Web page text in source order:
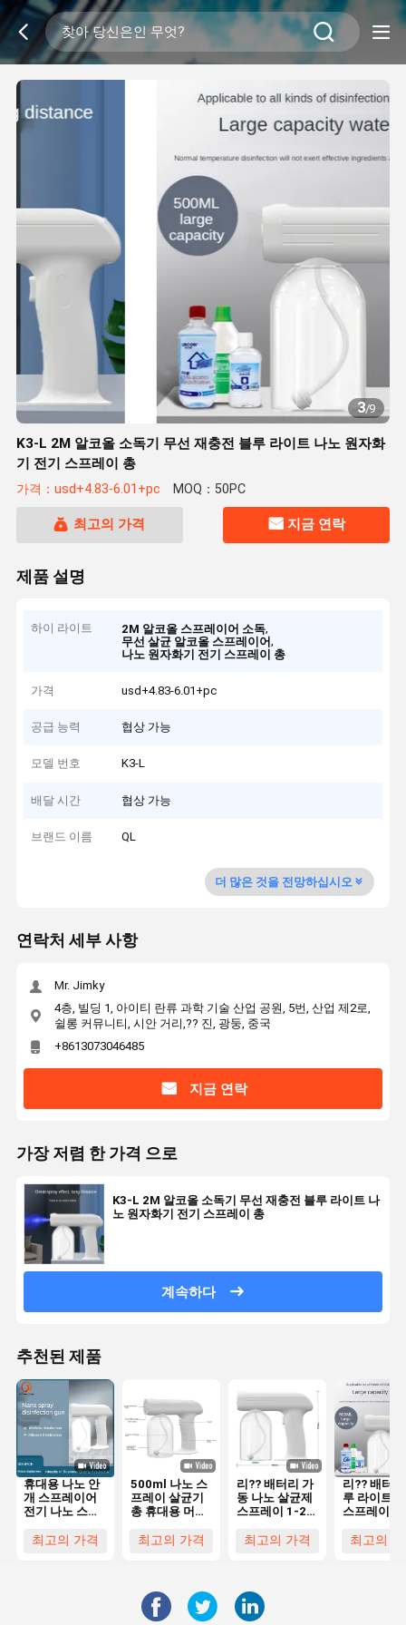
3/9
K3-L 2M 알코올 소독기 무선 재충전 블루 라이트 나노 원자화
기 전기 스프레이 총
가격：usd+4.83-6.01+pc MOQ：50PC
최고의 가격 지금 연락
제품 설명
하이 라이트 2M 알코올 스프레이어 소독,
무선 살균 알코올 스프레이어,
나노 원자화기 전기 스프레이 총
가격 usd+4.83-6.01+pc
공급 능력 협상 가능
모델 번호 K3-L
배달 시간 협상 가능
브랜드 이름 QL
더 많은 것을 전망하십시오
연락처 세부 사항
Mr. Jimky
4층, 빌딩 1, 아이티 란류 과학 기술 산업 공원, 5번, 산업 제2로,
쉴롱 커뮤니티, 시안 거리,?? 진, 광둥, 중국
+8613073046485
지금 연락
가장 저렴 한 가격 으로
K3-L 2M 알코올 소독기 무선 재충전 블루 라이트 나
노 원자화기 전기 스프레이 총
계속하다
추천된 제품
휴대용 나노 안
개 스프레이어
전기 나노 스프
2m
최고의 가격
500ml 나노 스
프레이 살균기
총 휴대용 머리
총최고의 가격
리?? 배터리 가
동 나노 살균제
스프레이 1-2m
를 위해
최고의 가격
리?? 배터
루 라이트
스프레이
500ml 50-
최고의